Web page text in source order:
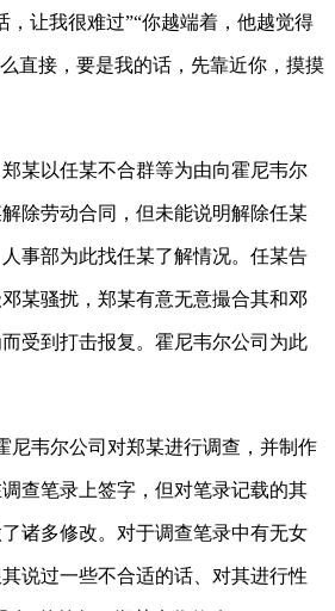
，让我很难过”“你越端着，他越觉得
直接，要是我的话，先靠近你，摸摸
某以任某不合群等为由向霍尼韦尔
除劳动合同，但未能说明解除任某
事部为此找任某了解情况。任某告
某骚扰，郑某有意无意撮合其和邓
受到打击报复。霍尼韦尔公司为此
韦尔公司对郑某进行调查，并制作
查笔录上签字，但对笔录记载的其
诸多修改。对于调查笔录中有无女
说过一些不合适的话、对其进行性